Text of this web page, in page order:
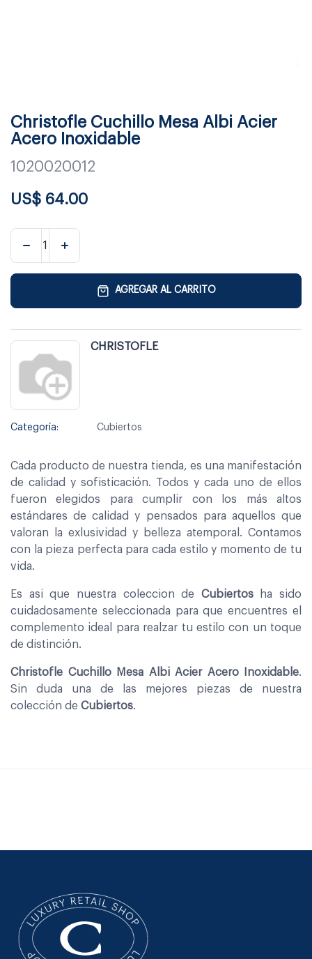
Christofle Cuchillo Mesa Albi Acier
Acero Inoxidable
1020020012
US$ 64.00
AGREGAR AL CARRITO
CHRISTOFLE
Categoría: Cubiertos
Cada producto de nuestra tienda, es una manifestación
de calidad y sofisticación. Todos y cada uno de ellos
fueron elegidos para cumplir con los más altos
estándares de calidad y pensados para aquellos que
valoran la exlusividad y belleza atemporal. Contamos
con la pieza perfecta para cada estilo y momento de tu
vida.
Es asi que nuestra coleccion de Cubiertosha sido
cuidadosamente seleccionada para que encuentres el
complemento ideal para realzar tu estilo con un toque
de distinción.
Christofle Cuchillo Mesa Albi Acier Acero Inoxidable.
Sin duda una de las mejores piezas de nuestra
colección de Cubiertos.